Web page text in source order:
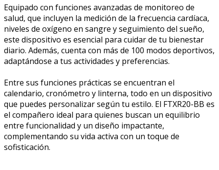
Equipado con funciones avanzadas de monitoreo de
salud, que incluyen la medición de la frecuencia cardíaca,
niveles de oxígeno en sangre y seguimiento del sueño,
este dispositivo es esencial para cuidar de tu bienestar
diario. Además, cuenta con más de 100 modos deportivos,
adaptándose a tus actividades y preferencias.
Entre sus funciones prácticas se encuentran el
calendario, cronómetro y linterna, todo en un dispositivo
que puedes personalizar según tu estilo. El FTXR20-BB es
el compañero ideal para quienes buscan un equilibrio
entre funcionalidad y un diseño impactante,
complementando su vida activa con un toque de
sofisticación.